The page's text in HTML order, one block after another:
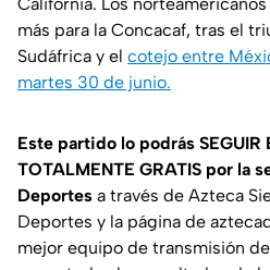
más para la Concacaf, tras el
Sudáfrica y el cotejo entre
martes 30 de junio.
Este partido lo podrás SEGUIR
TOTALMENTE GRATIS por la
Deportes a través de Azteca
Deportes y la página de
mejor equipo de transmisión